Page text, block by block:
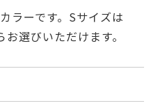
ラーです。Sサイズは
選びいただけます。